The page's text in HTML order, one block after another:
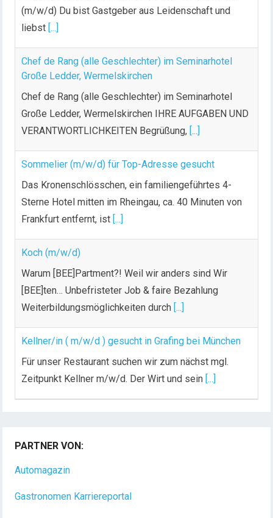
(m/w/d) Du bist Gastgeber aus Leidenschaft und
liebst [...]
Chef de Rang (alle Geschlechter) im Seminarhotel
Große Ledder, Wermelskirchen
Chef de Rang (alle Geschlechter) im Seminarhotel
Große Ledder, Wermelskirchen IHRE AUFGABEN UND
VERANTWORTLICHKEITEN Begrüßung, [...]
Sommelier (m/w/d) für Top-Adresse gesucht
Das Kronenschlösschen, ein familiengeführtes 4-
Sterne Hotel mitten im Rheingau, ca. 40 Minuten von
Frankfurt entfernt, ist [...]
Koch (m/w/d)
Warum [BEE]Partment?! Weil wir anders sind Wir
[BEE]ten… Unbefristeter Job & faire Bezahlung
Weiterbildungsmöglichkeiten durch [...]
Kellner/in ( m/w/d ) gesucht in Grafing bei München
Für unser Restaurant suchen wir zum nächst mgl.
Zeitpunkt Kellner m/w/d. Der Wirt und sein [...]
PARTNER VON:
Automagazin
Gastronomen Karriereportal